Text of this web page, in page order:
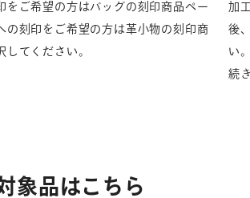
をご希望の方はバッグの刻印商品ペー
の刻印をご希望の方は革小物の刻印商
してください。
加
後
い
続
象品はこちら